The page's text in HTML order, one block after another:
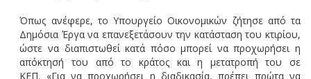
Όπως ανέφερε, το Υπουργείο Οικονομικών ζήτησε από τα
Δημόσια Έργα να επανεξετάσουν την κατάσταση του κτιρίου,
ώστε να διαπιστωθεί κατά πόσο μπορεί να προχωρήσει η
απόκτησή του από το κράτος και η μετατροπή του σε
ΚΕΠ. «Για να προχωρήσει η διαδικασία, πρέπει πρώτα να